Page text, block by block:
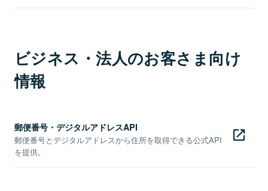
ビジネス・法人のお客さま向け
情報
郵便番号・デジタルアドレスAPI
郵便番号とデジタルアドレスから住所を取得できる公式API
を提供。